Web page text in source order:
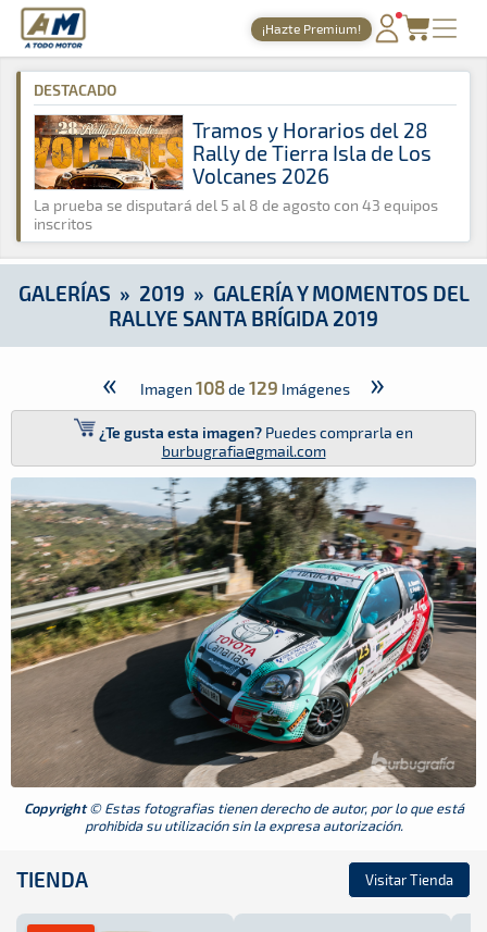
A Todo Motor · Revista del motor desde 1999
¡Hazte Premium!
PORTADA
TIEMPOS ONLINE
NOTICIAS
AGENDA
GALERÍAS
TIENDA
ARCHIVO
A Todo Motor » Galerías » 2019 » Galería y Momentos del
DESTACADO
Tramos y Horarios del 28
Rally de Tierra Isla de Los
Volcanes 2026
La prueba se disputará del 5 al 8 de agosto con 43 equipos
inscritos
GALERÍAS » 2019 » GALERÍA Y MOMENTOS DEL
RALLYE SANTA BRÍGIDA 2019
« Imagen 108de 129 Imágenes »
¿Te gusta esta imagen? Puedes comprarla en
burbugrafia@gmail.com
Copyright© Estas fotografias tienen derecho de autor, por lo que está
prohibida su utilización sin la expresa autorización.
TIENDA Visitar Tienda